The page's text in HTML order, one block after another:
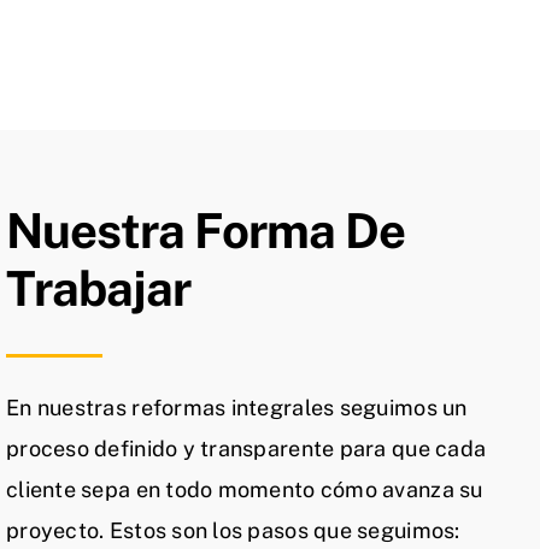
Nuestra Forma De
Trabajar
En nuestras reformas integrales seguimos un
proceso definido y transparente para que cada
cliente sepa en todo momento cómo avanza su
proyecto. Estos son los pasos que seguimos: